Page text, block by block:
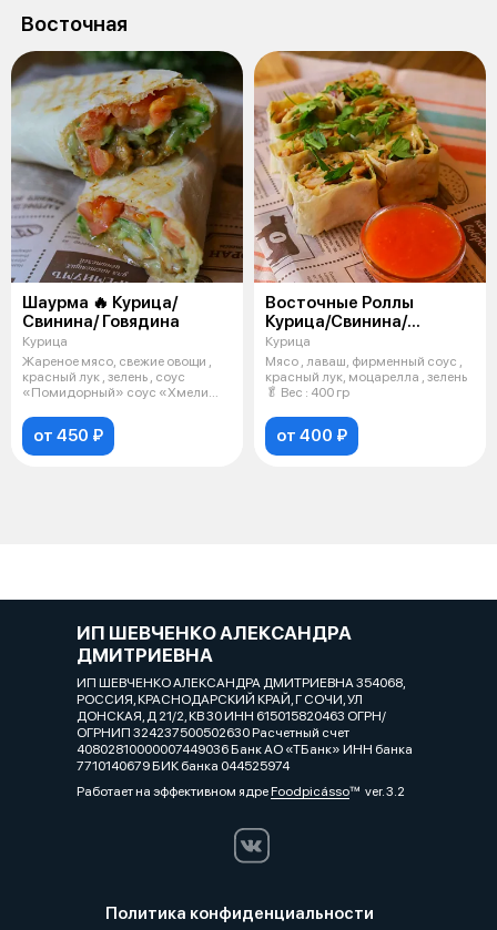
Восточная
Шаурма 🔥 Курица/
Свинина/ Говядина
Курица
Жареное мясо, свежие овощи ,
красный лук , зелень , соус
«Помидорный» соус «Хмели
от 450 ₽
Восточные Роллы
Курица/Свинина/
Говядина
Курица
Мясо , лаваш, фирменный соус ,
красный лук, моцарелла , зелень
🥬 Вес : 400 гр
от 400 ₽
ИП ШЕВЧЕНКО АЛЕКСАНДРА
ДМИТРИЕВНА
ИП ШЕВЧЕНКО АЛЕКСАНДРА ДМИТРИЕВНА 354068,
РОССИЯ, КРАСНОДАРСКИЙ КРАЙ, Г СОЧИ, УЛ
ДОНСКАЯ, Д 21/2, КВ 30 ИНН 615015820463 ОГРН/
ОГРНИП 324237500502630 Расчетный счет
40802810000007449036 Банк АО «ТБанк» ИНН банка
7710140679 БИК банка 044525974
Работает на эффективном ядреFoodpicássover. 3.2
Политика конфиденциальности